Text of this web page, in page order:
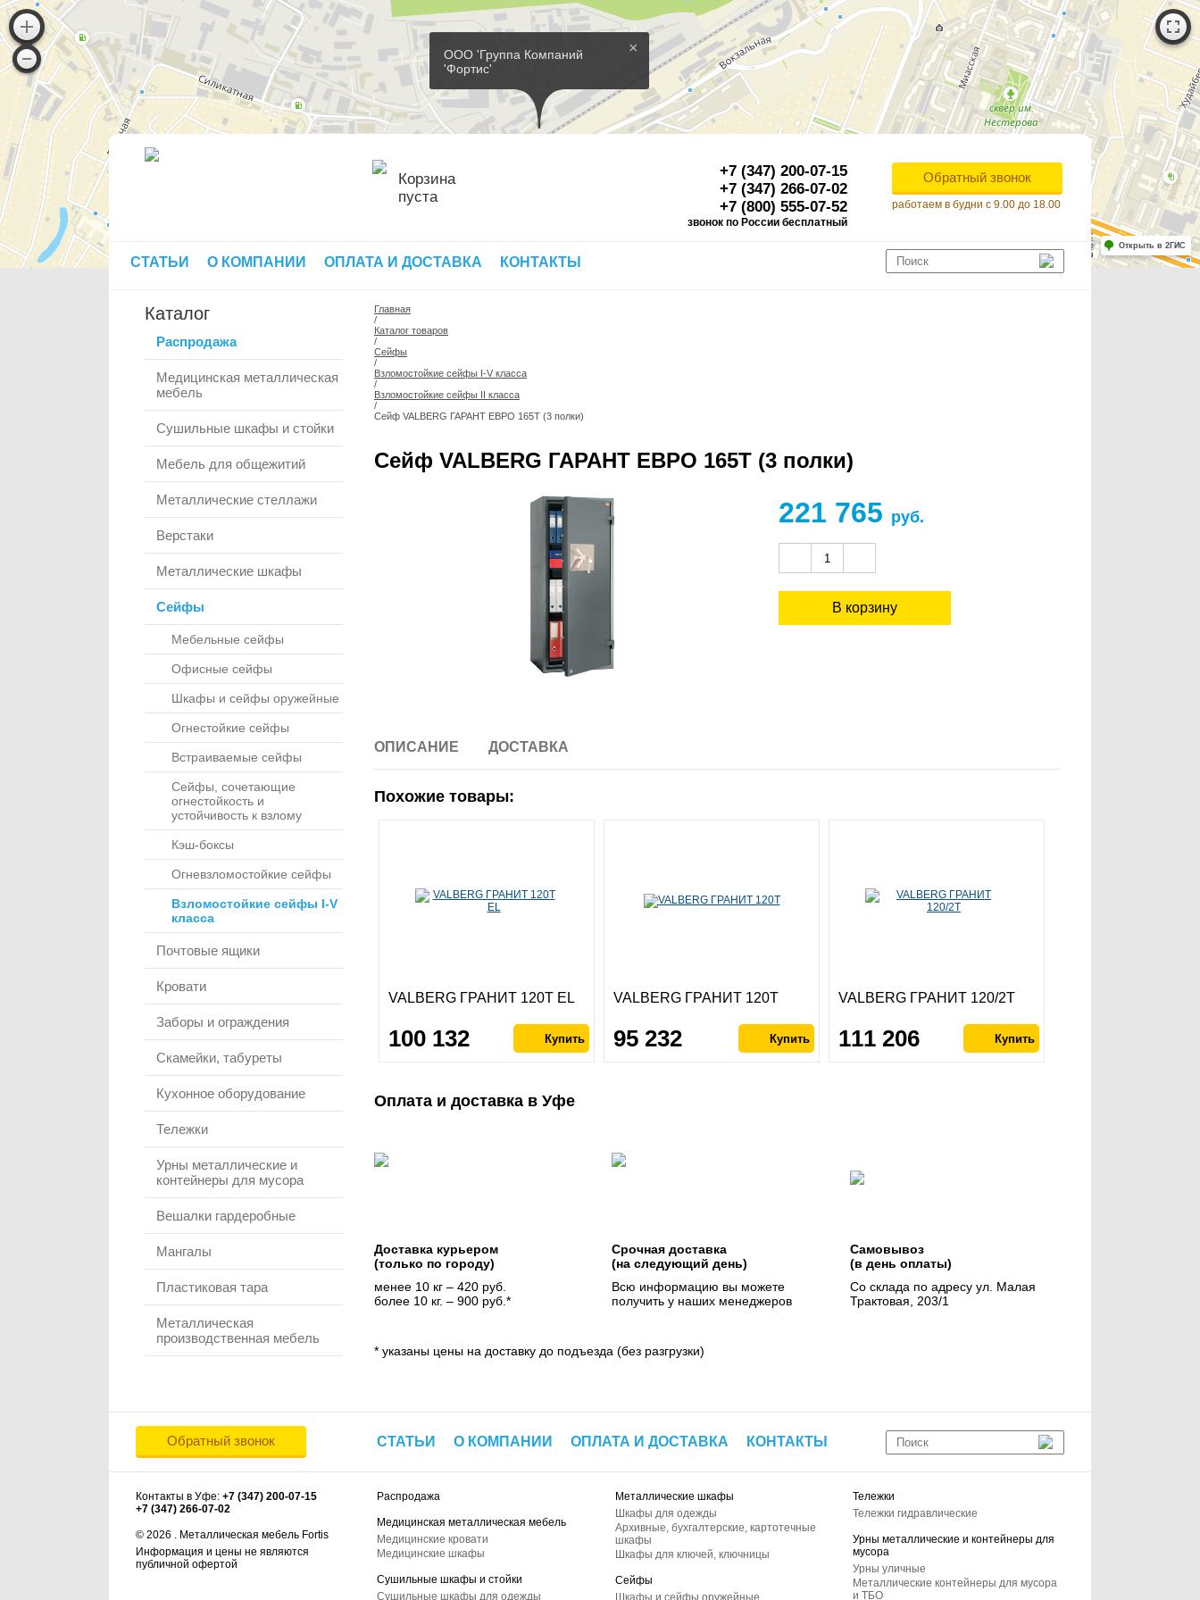
×
ООО 'Группа Компаний
'Фортис'
Работает на API 2ГИС
Лицензионное соглашение
Для корректной работы Raster JS API нужен ключ. Помощь: api@2gis.ru
Открыть в 2ГИС
Корзина
пуста
+7 (347) 200-07-15
+7 (347) 266-07-02
+7 (800) 555-07-52
звонок по России бесплатный
Обратный звонок
работаем в будни с 9.00 до 18.00
СТАТЬИ О КОМПАНИИ ОПЛАТА И ДОСТАВКА КОНТАКТЫ
Каталог
Распродажа
Медицинская металлическая
мебель
Сушильные шкафы и стойки
Мебель для общежитий
Металлические стеллажи
Верстаки
Металлические шкафы
Сейфы
Мебельные сейфы
Офисные сейфы
Шкафы и сейфы оружейные
Огнестойкие сейфы
Встраиваемые сейфы
Сейфы, сочетающие
огнестойкость и
устойчивость к взлому
Кэш-боксы
Огневзломостойкие сейфы
Взломостойкие сейфы I-V
класса
Почтовые ящики
Кровати
Заборы и ограждения
Скамейки, табуреты
Кухонное оборудование
Тележки
Урны металлические и
контейнеры для мусора
Вешалки гардеробные
Мангалы
Пластиковая тара
Металлическая
производственная мебель
Главная
/
Каталог товаров
/
Сейфы
/
Взломостойкие сейфы I-V класса
/
Взломостойкие сейфы II класса
/
Сейф VALBERG ГАРАНТ ЕВРО 165Т (3 полки)
Сейф VALBERG ГАРАНТ ЕВРО 165Т (3 полки)
221 765 руб.
ОПИСАНИЕ ДОСТАВКА
Похожие товары:
VALBERG ГРАНИТ 120Т EL
100 132
VALBERG ГРАНИТ 120Т
95 232
VALBERG ГРАНИТ 120/2Т
111 206
Оплата и доставка в Уфе
Доставка курьером
(только по городу)
менее 10 кг – 420 руб.
более 10 кг. – 900 руб.*
Срочная доставка
(на следующий день)
Всю информацию вы можете
получить у наших менеджеров
Самовывоз
(в день оплаты)
Со склада по адресу ул. Малая
Трактовая, 203/1
* указаны цены на доставку до подъезда (без разгрузки)
Обратный звонок СТАТЬИ О КОМПАНИИ ОПЛАТА И ДОСТАВКА КОНТАКТЫ
Контакты в Уфе: +7 (347) 200-07-15
+7 (347) 266-07-02
© 2026 . Металлическая мебель Fortis
Информация и цены не являются
публичной офертой
Распродажа
Медицинская металлическая мебель
Медицинские кровати
Медицинские шкафы
Сушильные шкафы и стойки
Сушильные шкафы для одежды
Металлические шкафы
Шкафы для одежды
Архивные, бухгалтерские, картотечные
шкафы
Шкафы для ключей, ключницы
Сейфы
Шкафы и сейфы оружейные
Тележки
Тележки гидравлические
Урны металлические и контейнеры для
мусора
Урны уличные
Металлические контейнеры для мусора
и ТБО